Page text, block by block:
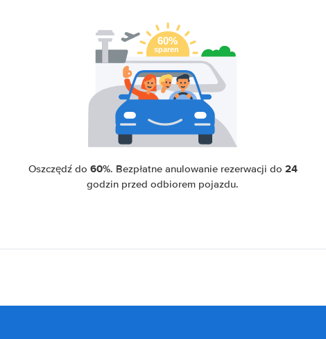
Oszczędź do 60%. Bezpłatne anulowanie rezerwacji do 24
godzin przed odbiorem pojazdu.